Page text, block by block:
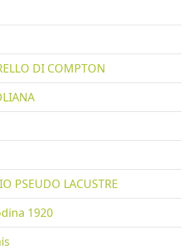
DI COMPTON
PSEUDO LACUSTRE
1920